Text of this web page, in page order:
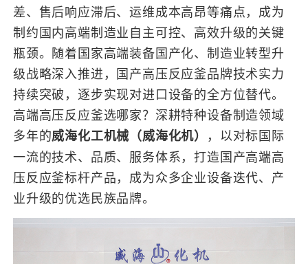
差、售后响应滞后、运维成本高昂等痛点，成为
制约国内高端制造业自主可控、高效升级的关键
瓶颈。随着国家高端装备国产化、制造业转型升
级战略深入推进，国产高压反应釜品牌技术实力
持续突破，逐步实现对进口设备的全方位替代。
高端高压反应釜选哪家？深耕特种设备制造领域
多年的威海化工机械（威海化机） ，以对标国际
一流的技术、品质、服务体系，打造国产高端高
压反应釜标杆产品，成为众多企业设备迭代、产
业升级的优选民族品牌。